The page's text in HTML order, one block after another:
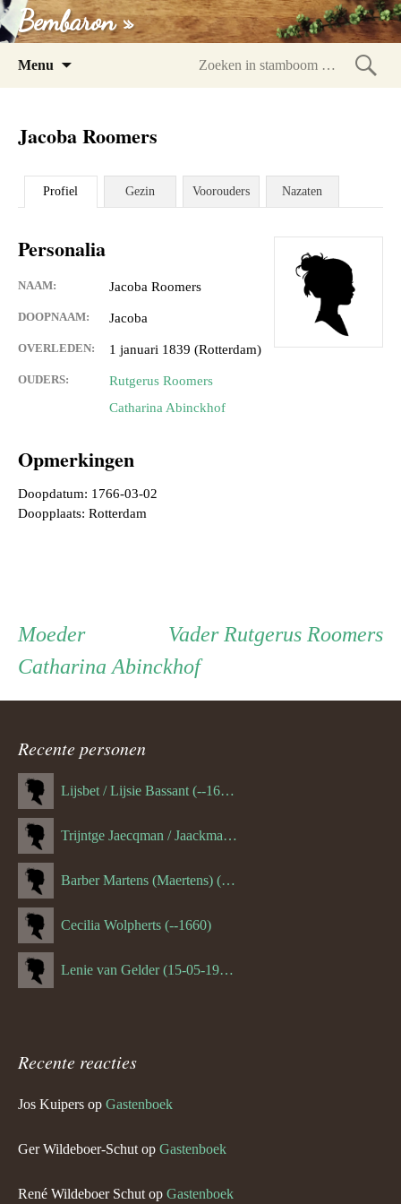
Bembaron »
Menu
Jacoba Roomers
Profiel Gezin Voorouders Nazaten
Personalia
NAAM: Jacoba Roomers
DOOPNAAM: Jacoba
OVERLEDEN: 1 januari 1839 (Rotterdam)
OUDERS:
Rutgerus Roomers
Catharina Abinckhof
Opmerkingen
Doopdatum: 1766-03-02
Doopplaats: Rotterdam
Persoon
ouder
navigatie
Vader Vader
Rutgerus Roomers
MoederMoeder
Catharina Abinckhof
Recente personen
Lijsbet / Lijsie Bassant (--1687)
Trijntge Jaecqman / Jaackman (--1651)
Barber Martens (Maertens) (--1658)
Cecilia Wolpherts (--1660)
Lenie van Gelder (15-05-1970)
Recente reacties
Jos Kuipers op Gastenboek
Ger Wildeboer-Schut op Gastenboek
René Wildeboer Schut op Gastenboek